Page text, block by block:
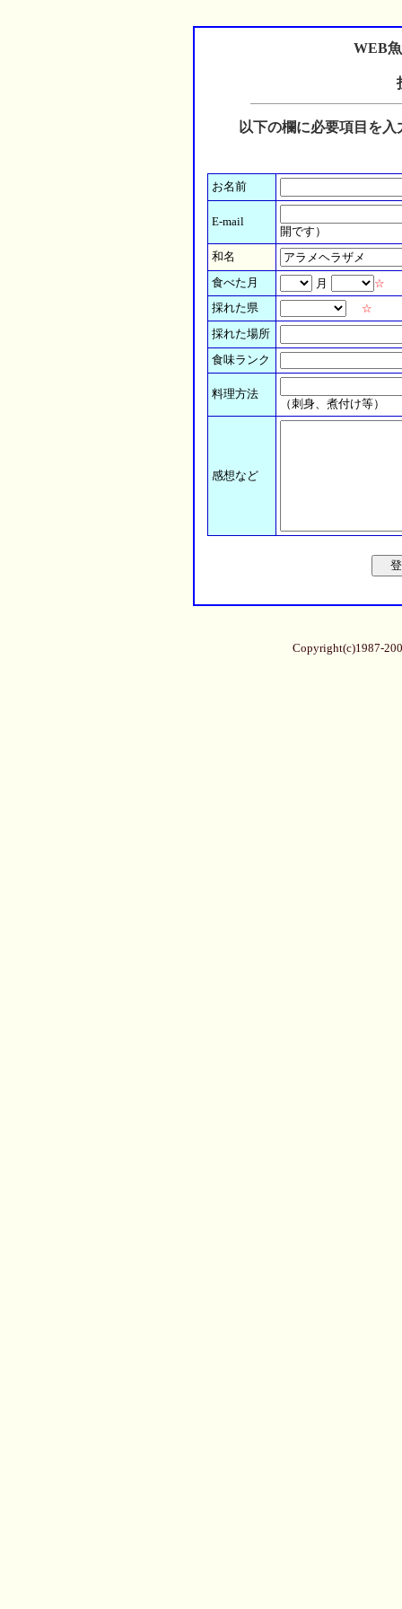
WEB
以下の欄に必要項目を
お名前
E-mail
開です）
和名
食べた月
月
☆
採れた県
☆
採れた場所
食味ランク
料理方法
（刺身、煮付け等）
感想など
Copyright(c)1987-